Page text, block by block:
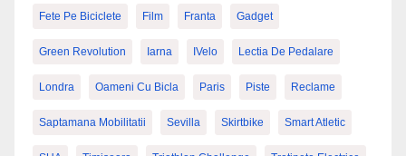
Fete Pe Biciclete Film Franta Gadget
Green Revolution Iarna IVelo Lectia De Pedalare
Londra Oameni Cu Bicla Paris Piste Reclame
Saptamana Mobilitatii Sevilla Skirtbike Smart Atletic